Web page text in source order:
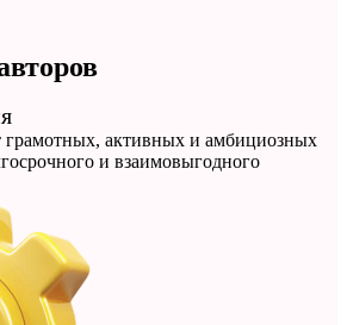
грамотных, активных и амбициозных
и взаимовыгодного